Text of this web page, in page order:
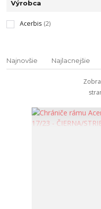
Výrobca
Acerbis (2)
Najnovšie Najlacnejšie